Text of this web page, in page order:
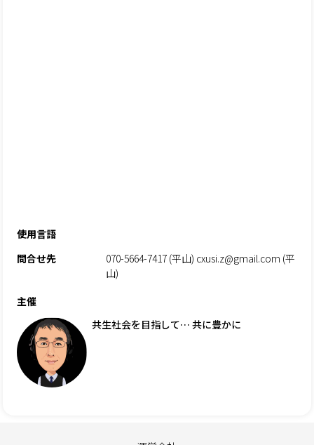
使用言語
問合せ先
070-5664-7417 (平山) cxusi.z@gmail.com (平
山)
主催
共生社会を目指して… 共に豊かに